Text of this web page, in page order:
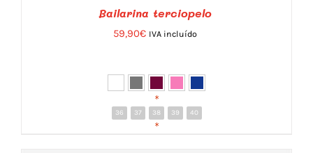
DETALLES
Bailarina terciopelo
59,90€ IVA incluído
*
36 37 38 39 40
*